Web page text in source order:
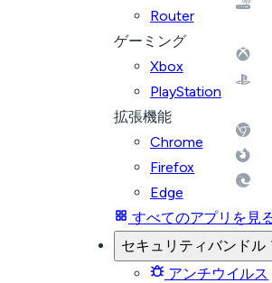
Router
ゲーミング
Xbox
PlayStation
拡張機能
Chrome
Firefox
Edge
すべてのアプリを見
セキュリティバンドル
アンチウイルス